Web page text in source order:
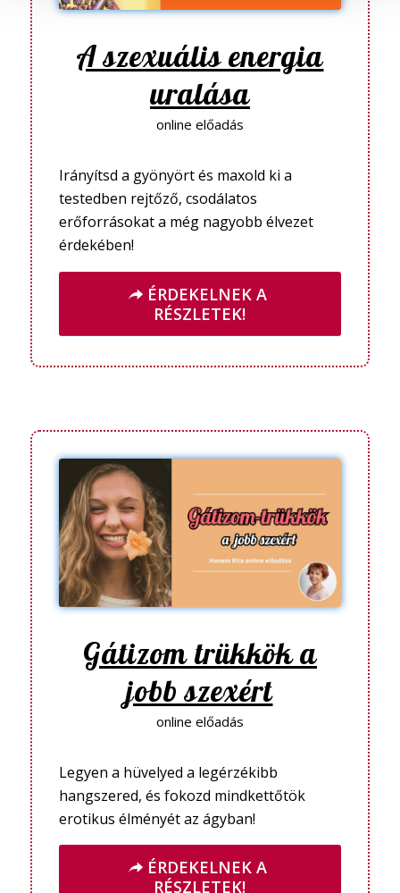
A szexuális energia
uralása
online előadás
Irányítsd a gyönyört és maxold ki a
testedben rejtőző, csodálatos
erőforrásokat a még nagyobb élvezet
érdekében!
ÉRDEKELNEK A
RÉSZLETEK!
Gátizom trükkök a
jobb szexért
online előadás
Legyen a hüvelyed a legérzékibb
hangszered, és fokozd mindkettőtök
erotikus élményét az ágyban!
ÉRDEKELNEK A
RÉSZLETEK!